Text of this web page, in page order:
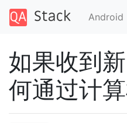
Android
如果收到
何通过计